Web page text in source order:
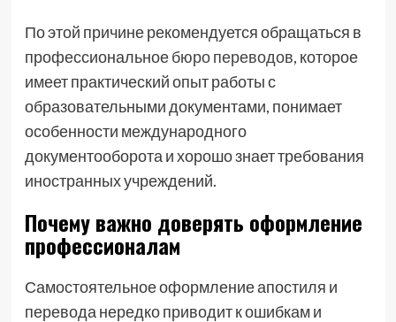
По этой причине рекомендуется обращаться в
профессиональноебюро переводов, которое
имеет практический опыт работы с
образовательными документами, понимает
особенности международного
документооборота и хорошо знает требования
иностранных учреждений.
Почему важно доверять оформление
профессионалам
Самостоятельное оформление апостиля и
перевода нередко приводит к ошибкам и